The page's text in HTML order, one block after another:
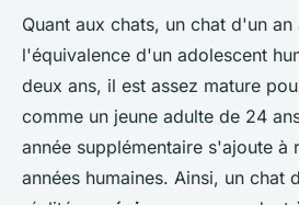
Quant aux chats, un chat d'un an
l'équivalence d'un adolescent
deux ans, il est assez mature
comme un jeune adulte de 24
année supplémentaire s'ajoute à
années humaines. Ainsi, un chat